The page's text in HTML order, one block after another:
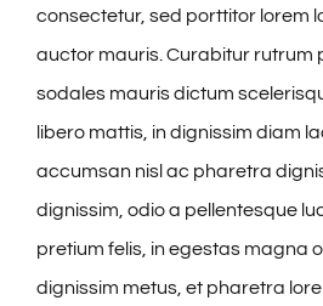
consectetur, sed porttitor lorem
auctor mauris. Curabitur rutrum
sodales mauris dictum
libero mattis, in dignissim diam
accumsan nisl ac pharetra
dignissim, odio a pellentesque
pretium felis, in egestas magna
dignissim metus, et pharetra